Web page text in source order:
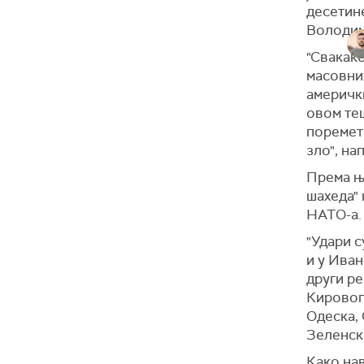
је
покаже
"За
(Танјуг)
овом
зло",
Према
шахеда"
НАТО-а.
"Удари
и у
други
Одеска,